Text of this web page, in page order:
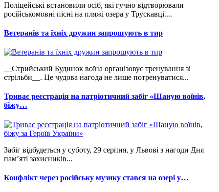
Поліцейські встановили осіб, які гучно відтворювали
російськомовні пісні на пляжі озера у Трускавці....
Ветеранів та їхніх дружин запрошують в тир
__Стрийський Будинок воїна організовує тренування зі
стрільби__. Це чудова нагода не лише потренуватися...
Триває реєстрація на патріотичний забіг «Шаную воїнів,
біжу…
Забіг відбудеться у суботу, 29 серпня, у Львові з нагоди Дня
пам’яті захисників...
Конфлікт через російську музику стався на озері у…